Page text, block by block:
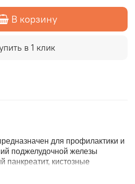
В корзину
в 1 клик
для профилактики и
поджелудочной железы
панкреатит, кистозные